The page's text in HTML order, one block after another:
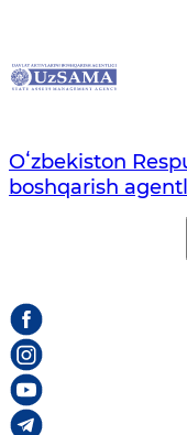
Oʻzbekiston
boshqarish